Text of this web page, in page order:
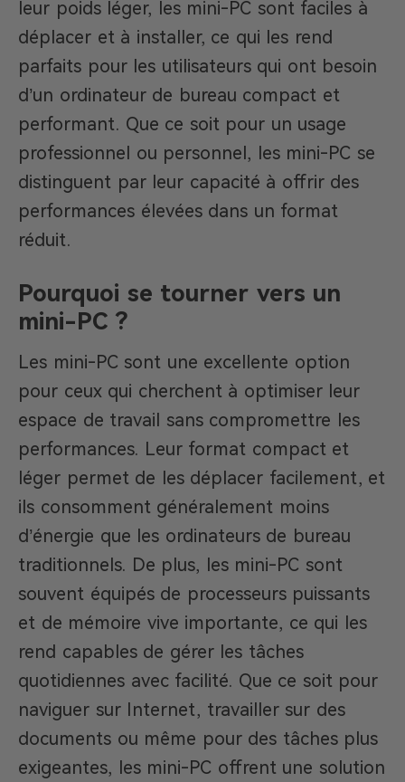
leur poids léger, les mini-PC sont faciles à
déplacer et à installer, ce qui les rend
parfaits pour les utilisateurs qui ont besoin
d’un ordinateur de bureau compact et
performant. Que ce soit pour un usage
professionnel ou personnel, les mini-PC se
distinguent par leur capacité à offrir des
performances élevées dans un format
réduit.
Pourquoi se tourner vers un
mini-PC ?
Les mini-PC sont une excellente option
pour ceux qui cherchent à optimiser leur
espace de travail sans compromettre les
performances. Leur format compact et
léger permet de les déplacer facilement, et
ils consomment généralement moins
d’énergie que les ordinateurs de bureau
traditionnels. De plus, les mini-PC sont
souvent équipés de processeurs puissants
et de mémoire vive importante, ce qui les
rend capables de gérer les tâches
quotidiennes avec facilité. Que ce soit pour
naviguer sur Internet, travailler sur des
documents ou même pour des tâches plus
exigeantes, les mini-PC offrent une solution